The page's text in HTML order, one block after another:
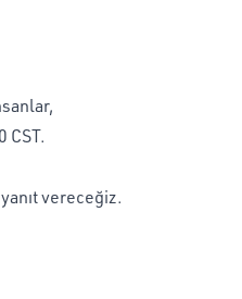
CST.
vereceğiz.